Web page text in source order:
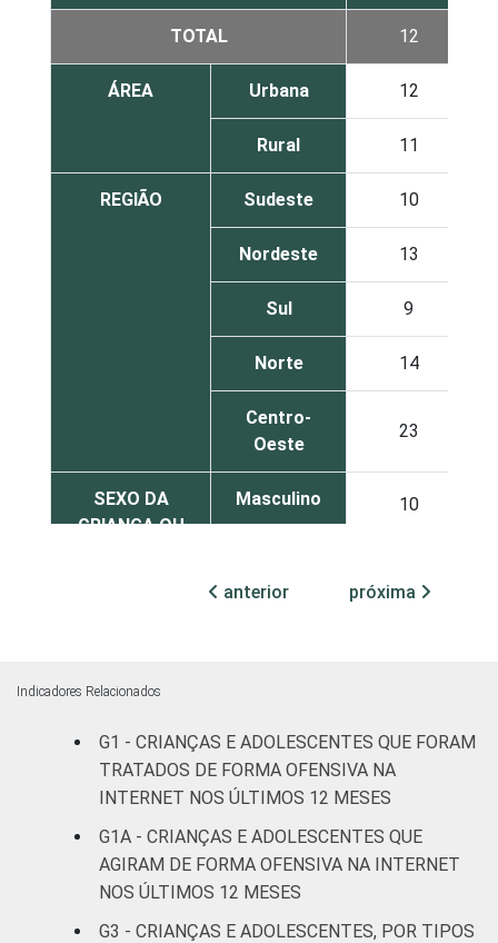
TOTAL 12
ÁREA Urbana 12
Rural 11
REGIÃO Sudeste 10
Nordeste 13
Sul 9
Norte 14
Centro-
Oeste
23
SEXO DA
CRIANÇA OU
Masculino 10
RESPONSÁVEIS
Fundamental
II
9
mais
13
FAIXA ETÁRIA
DA CRIANÇA
De 9 a 10
anos
anterior próxima
Indicadores Relacionados
G1 - CRIANÇAS E ADOLESCENTES QUE FORAM
TRATADOS DE FORMA OFENSIVA NA
INTERNET NOS ÚLTIMOS 12 MESES
G1A - CRIANÇAS E ADOLESCENTES QUE
AGIRAM DE FORMA OFENSIVA NA INTERNET
NOS ÚLTIMOS 12 MESES
G3 - CRIANÇAS E ADOLESCENTES, POR TIPOS